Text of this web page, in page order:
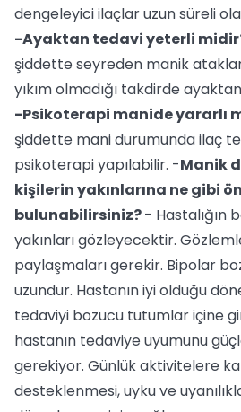
dengeleyici ilaçlar uzun süreli
-Ayaktan tedavi yeterli
şiddette seyreden manik
yıkım olmadığı takdirde
-Psikoterapi manide yararlı
şiddette mani durumunda ilaç
psikoterapi yapılabilir. -Manik
kişilerin yakınlarına ne gibi
bulunabilirsiniz?- Hastalığın
yakınları gözleyecektir.
paylaşmaları gerekir. Bipolar
uzundur. Hastanın iyi olduğu
tedaviyi bozucu tutumlar içine
hastanın tedaviye uyumunu
gerekiyor. Günlük aktivitelere
desteklenmesi, uyku ve